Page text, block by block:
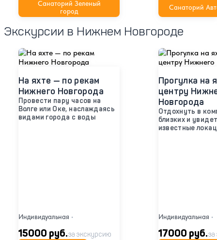
Санаторий Зеленый
город
Санаторий
Экскурсии в Нижнем Новгороде
На яхте — по рекам
Нижнего Новгорода
Провести пару часов на
Волге или Оке, наслаждаясь
видами города с воды
Индивидуальная •
15000 руб.за экскурсию
Прогулка на
центру
Новгорода
Отдохнуть в
близких и
известные
Индивидуальная •
17000 руб.